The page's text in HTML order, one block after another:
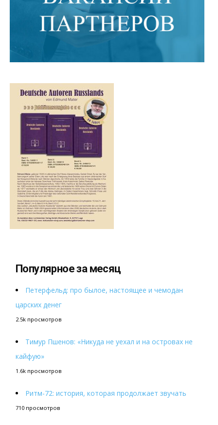
Популярное за месяц
Петерфельд: про былое, настоящее и чемодан
царских денег
2.5k просмотров
Тимур Пшенов: «Никуда не уехал и на островах не
кайфую»
1.6k просмотров
Ритм-72: история, которая продолжает звучать
710 просмотров